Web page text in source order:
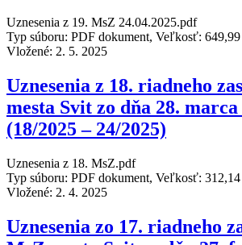
Uznesenia z 19. MsZ 24.04.2025.pdf
Typ súboru: PDF dokument, Veľkosť:
Vložené: 2. 5. 2025
Uznesenia z 18. riadneho
mesta Svit zo dňa 28. marca
(18/2025 – 24/2025)
Uznesenia z 18. MsZ.pdf
Typ súboru: PDF dokument, Veľkosť:
Vložené: 2. 4. 2025
Uznesenia zo 17. riadneho